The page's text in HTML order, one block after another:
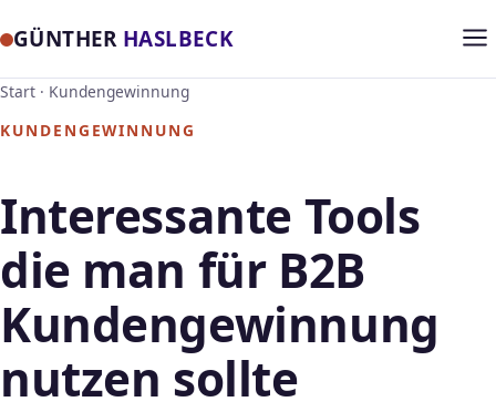
GÜNTHER HASLBECK
Start · Kundengewinnung
KUNDENGEWINNUNG
Interessante Tools
die man für B2B
Kundengewinnung
nutzen sollte